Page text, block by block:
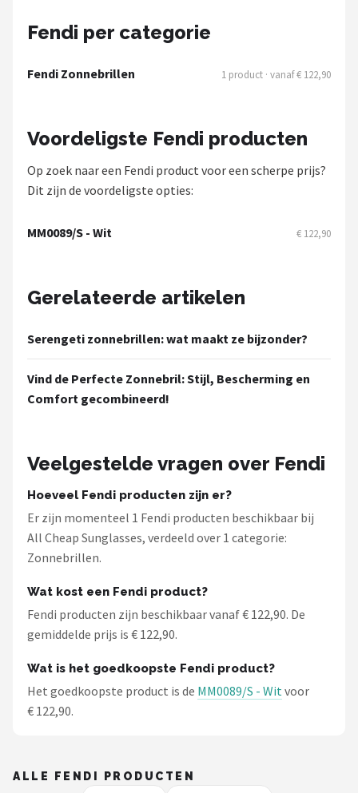
Montuurtjevoorjou
Maesy
Fako Sunglasses®
Zonnebril Dames
Fendi per categorie
Fendi Zonnebrillen 1 product · vanaf € 122,90
Voordeligste Fendi producten
Op zoek naar een Fendi product voor een scherpe prijs?
Dit zijn de voordeligste opties:
MM0089/S - Wit € 122,90
Gerelateerde artikelen
Serengeti zonnebrillen: wat maakt ze bijzonder?
Vind de Perfecte Zonnebril: Stijl, Bescherming en
Comfort gecombineerd!
Veelgestelde vragen over Fendi
Hoeveel Fendi producten zijn er?
Er zijn momenteel 1 Fendi producten beschikbaar bij
All Cheap Sunglasses, verdeeld over 1 categorie:
Zonnebrillen.
Wat kost een Fendi product?
Fendi producten zijn beschikbaar vanaf € 122,90. De
gemiddelde prijs is € 122,90.
Wat is het goedkoopste Fendi product?
Het goedkoopste product is de MM0089/S - Witvoor
€ 122,90.
ALLE FENDI PRODUCTEN